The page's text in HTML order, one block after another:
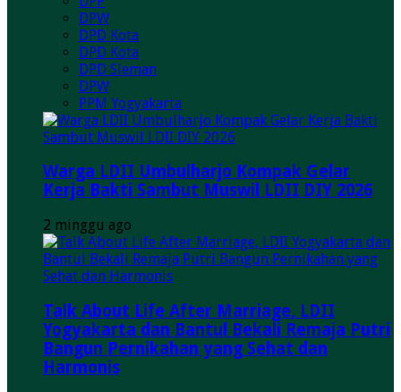
DPW
DPD Kota
DPD Kota
DPD Sleman
DPW
PPM Yogyakarta
Warga LDII Umbulharjo Kompak Gelar
Kerja Bakti Sambut Muswil LDII DIY 2026
2 minggu ago
Talk About Life After Marriage, LDII
Yogyakarta dan Bantul Bekali Remaja Putri
Bangun Pernikahan yang Sehat dan
Harmonis